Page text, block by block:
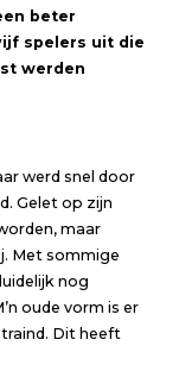
beter
spelers uit die
werden
werd snel door
Gelet op zijn
maar
Met sommige
nog
oude vorm is er
Dit heeft